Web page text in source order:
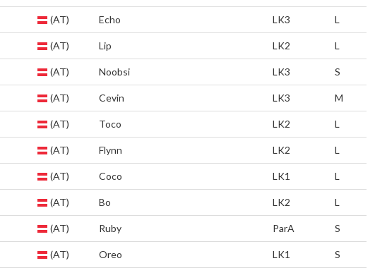
(AT) Echo LK3 L
(AT) Lip LK2 L
(AT) Noobsi LK3 S
(AT) Cevin LK3 M
(AT) Toco LK2 L
(AT) Flynn LK2 L
(AT) Coco LK1 L
(AT) Bo LK2 L
(AT) Ruby ParA S
(AT) Oreo LK1 S